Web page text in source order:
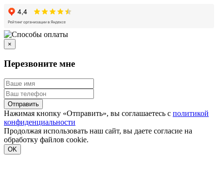
×
Перезвоните мне
Отправить
Нажимая кнопку «Отправить», вы соглашаетесь с политикой
конфиденциальности
Продолжая использовать наш сайт, вы даете согласие на
обработку файлов cookie.
OK